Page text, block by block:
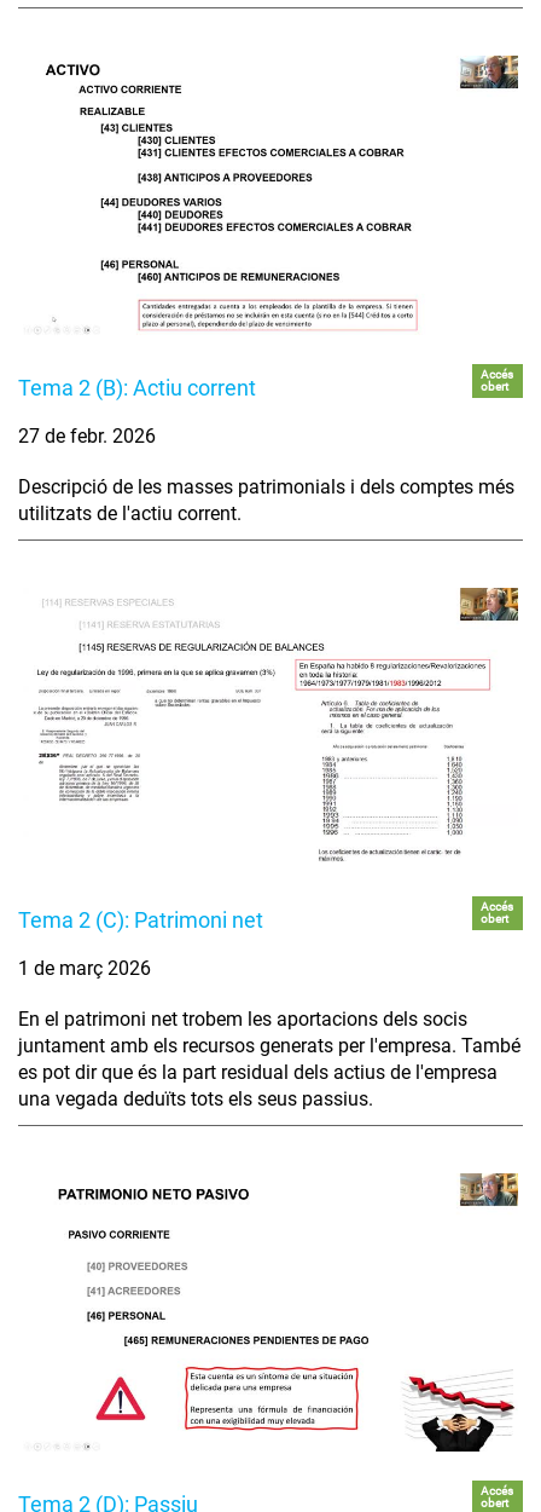
Tema 2 (B): Actiu corrent
Accés
obert
27 de febr. 2026
Descripció de les masses patrimonials i dels comptes més
utilitzats de l'actiu corrent.
Tema 2 (C): Patrimoni net
Accés
obert
1 de març 2026
En el patrimoni net trobem les aportacions dels socis
juntament amb els recursos generats per l'empresa. També
es pot dir que és la part residual dels actius de l'empresa
una vegada deduïts tots els seus passius.
Tema 2 (D): Passiu
Accés
obert